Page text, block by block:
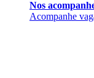
Nos
Acompanhe